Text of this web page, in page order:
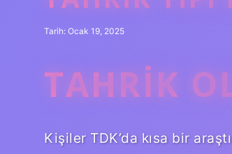
Tarih: Ocak 19, 2025
TAHRIK
Kişiler TDK’da kısa bir